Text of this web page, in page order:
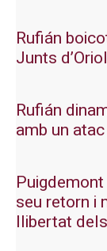
Rufián
Junts
Rufián
amb un
seu retorn i
llibertat